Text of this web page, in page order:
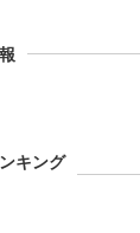
キング